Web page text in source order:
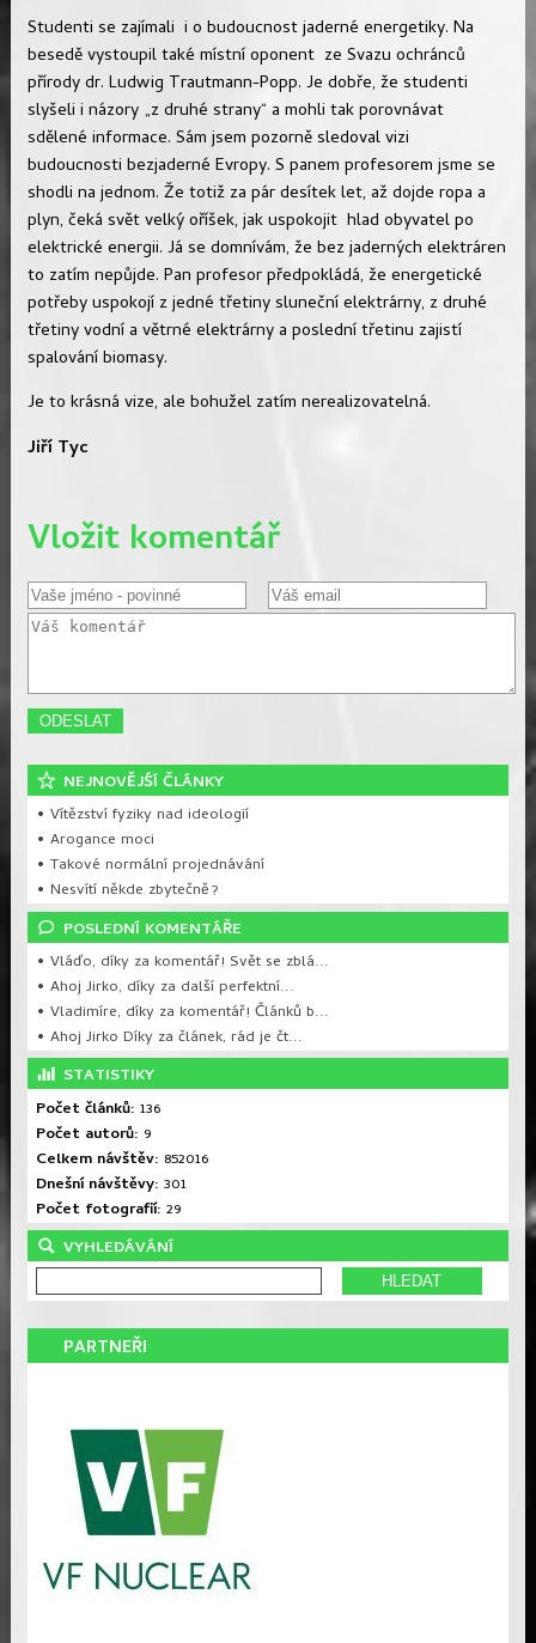
Studenti se zajímali i o budoucnost jaderné energetiky. Na
besedě vystoupil také místní oponent ze Svazu ochránců
přírody dr. Ludwig Trautmann-Popp. Je dobře, že studenti
slyšeli i názory „z druhé strany“ a mohli tak porovnávat
sdělené informace. Sám jsem pozorně sledoval vizi
budoucnosti bezjaderné Evropy. S panem profesorem jsme se
shodli na jednom. Že totiž za pár desítek let, až dojde ropa a
plyn, čeká svět velký oříšek, jak uspokojit hlad obyvatel po
elektrické energii. Já se domnívám, že bez jaderných elektráren
to zatím nepůjde. Pan profesor předpokládá, že energetické
potřeby uspokojí z jedné třetiny sluneční elektrárny, z druhé
třetiny vodní a větrné elektrárny a poslední třetinu zajistí
spalování biomasy.
Je to krásná vize, ale bohužel zatím nerealizovatelná.
Jiří Tyc
Vložit komentář
NEJNOVĚJŚÍ ČLÁNKY
• Vítězství fyziky nad ideologií
• Arogance moci
• Takové normální projednávání
• Nesvítí někde zbytečně?
POSLEDNÍ KOMENTÁŘE
• Vláďo, díky za komentář! Svět se zblá...
• Ahoj Jirko, díky za další perfektní...
• Vladimíre, díky za komentář! Článků b...
• Ahoj Jirko Díky za článek, rád je čt...
STATISTIKY
Počet článků: 136
Počet autorů: 9
Celkem návštěv: 852016
Dnešní návštěvy: 301
Počet fotografií: 29
VYHLEDÁVÁNÍ
PARTNEŘI